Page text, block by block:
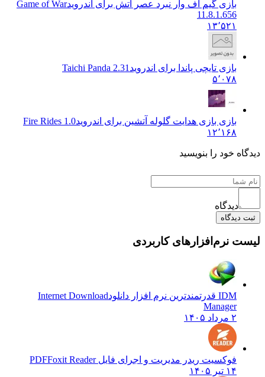
بازی گیم آف وار نبرد عصر آتش برای اندرویدGame of War
11.8.1.656
۱۳٬۵۲۱
بازی تایچی پاندا برای اندروید Taichi Panda 2.31
۵٬۰۷۸
بازی بازی هدایت گلوله آتشین برای اندرویدFire Rides 1.0
۱۲٬۱۶۸
دیدگاه خود را بنویسید
دیدگاه
ثبت دیدگاه
لیست نرم‌افزارهای کاربردی
IDM قدرتمندترین نرم افزار دانلود
Internet Download
Manager
۲ مرداد ۱۴۰۵
فوکسیت ریدر مدیریت و اجرای فایل PDFFoxit Reader
۱۴ تیر ۱۴۰۵